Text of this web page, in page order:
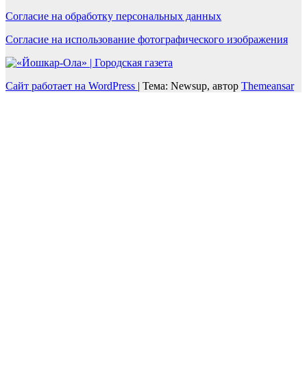
Согласие на обработку персональных данных
Согласие на использование фотографического изображения
Сайт работает на WordPress | Тема: Newsup, автор Themeansar